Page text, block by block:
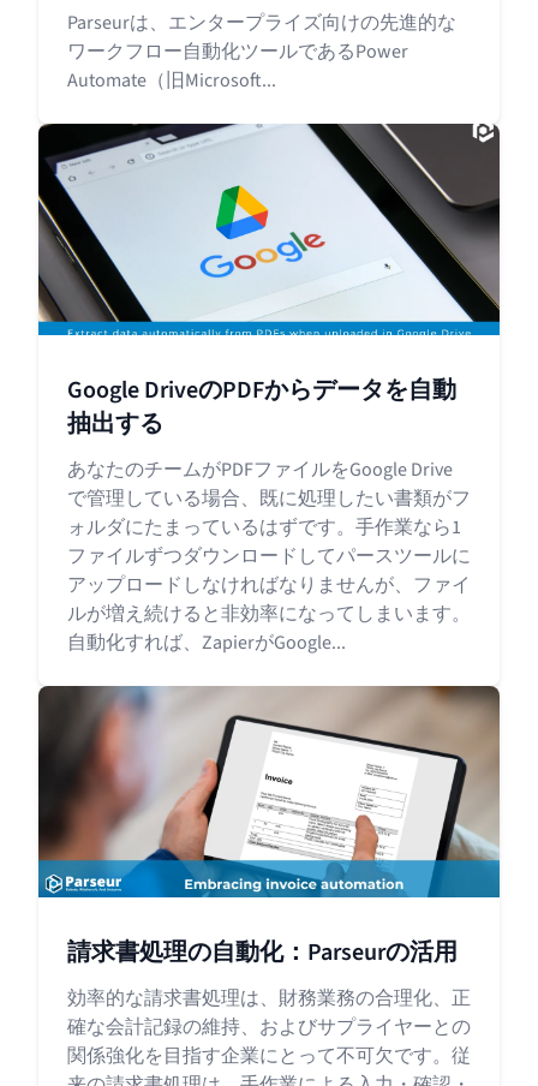
Parseurは、エンタープライズ向けの先進的な
ワークフロー自動化ツールであるPower
Automate（旧Microsoft...
Google DriveのPDFからデータを自動
抽出する
あなたのチームがPDFファイルをGoogle Drive
で管理している場合、既に処理したい書類がフ
ォルダにたまっているはずです。手作業なら1
ファイルずつダウンロードしてパースツールに
アップロードしなければなりませんが、ファイ
ルが増え続けると非効率になってしまいます。
自動化すれば、ZapierがGoogle...
請求書処理の自動化：Parseurの活用
効率的な請求書処理は、財務業務の合理化、正
確な会計記録の維持、およびサプライヤーとの
関係強化を目指す企業にとって不可欠です。従